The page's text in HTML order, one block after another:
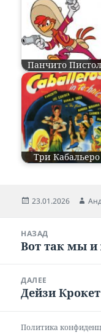
Панчито
Три Кабальеро
Опубликовано
23.01.2026
записям
НАЗАД
Предыдущая
Вот так мы
ДАЛЕЕ
Следующая
Дейзи Крокет
Политика